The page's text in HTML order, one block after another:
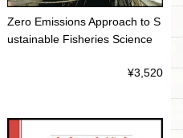
Zero Emissions Approach to S
ustainable Fisheries Science
¥3,520